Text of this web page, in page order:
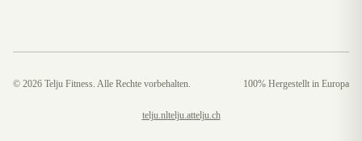
© 2026 Telju Fitness. Alle Rechte vorbehalten. 100% Hergestellt in Europa
telju.nltelju.attelju.ch